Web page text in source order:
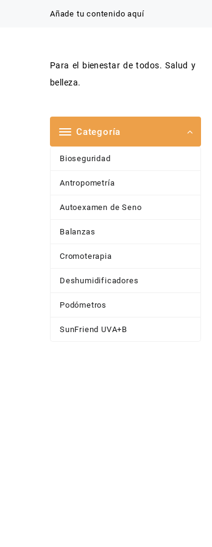
Añade tu contenido aquí
Para el bienestar de todos. Salud y
belleza.
Categoría
Bioseguridad
Antropometría
Autoexamen de Seno
Balanzas
Cromoterapia
Deshumidificadores
Podómetros
SunFriend UVA+B